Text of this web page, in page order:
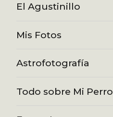
El Agustinillo
Mis Fotos
Astrofotografía
Todo sobre Mi Perro